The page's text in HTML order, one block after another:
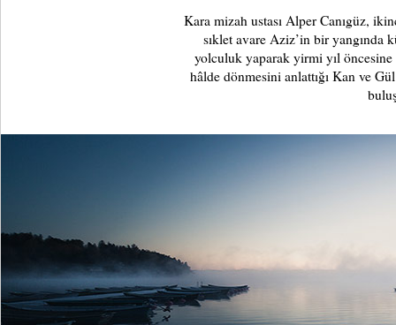
Kara mizah ustası Alper Canıgüz,
sıklet avare Aziz’in bir yangında
yolculuk yaparak yirmi yıl
hâlde dönmesini anlattığı Kan ve